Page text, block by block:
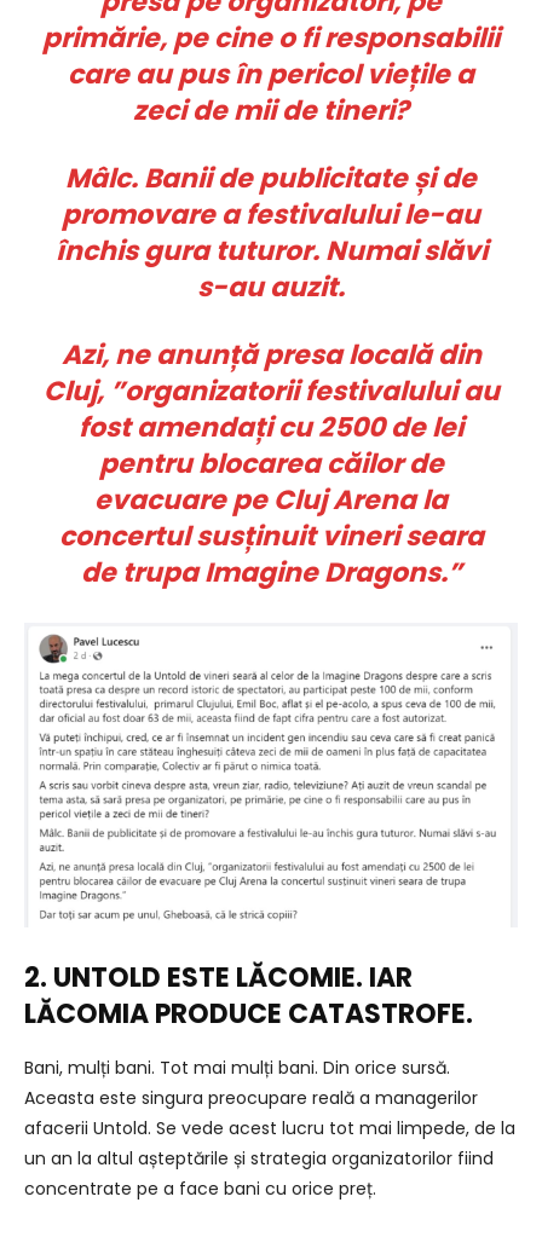
primărie, pe cine o fi responsabilii
care au pus în pericol viețile a
zeci de mii de tineri?
Mâlc. Banii de publicitate și de
promovare a festivalului le-au
închis gura tuturor. Numai slăvi
s-au auzit.
Azi, ne anunță presa locală din
Cluj, ”organizatorii festivalului au
fost amendați cu 2500 de lei
pentru blocarea căilor de
evacuare pe Cluj Arena la
concertul susținuit vineri seara
de trupa Imagine Dragons.”
2. UNTOLD ESTE LĂCOMIE. IAR
LĂCOMIA PRODUCE CATASTROFE.
Bani, mulți bani. Tot mai mulți bani. Din orice sursă.
Aceasta este singura preocupare reală a managerilor
afacerii Untold. Se vede acest lucru tot mai limpede, de la
un an la altul așteptările și strategia organizatorilor fiind
concentrate pe a face bani cu orice preț.